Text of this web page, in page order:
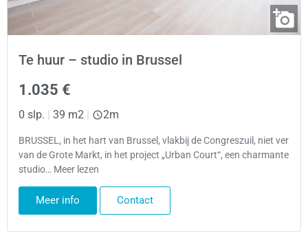
Te huur – studio in Brussel
1.035 €
0 slp. 39 m2 2m
BRUSSEL, in het hart van Brussel, vlakbij de Congreszuil, niet ver
van de Grote Markt, in het project „Urban Court“, een charmante
studio… Meer lezen
Meer info Contact